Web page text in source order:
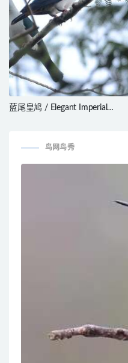
蓝尾皇鸠 / Elegant Imperial
鸟网鸟秀